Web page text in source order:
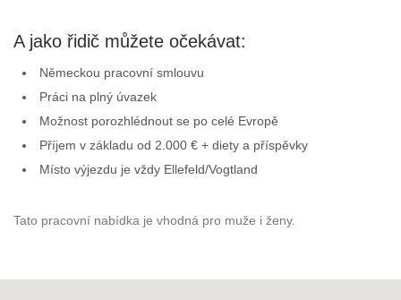
A jako řidič můžete očekávat:
Německou pracovní smlouvu
Práci na plný úvazek
Možnost porozhlédnout se po celé Evropě
Příjem v základu od 2.000 € + diety a příspěvky
Místo výjezdu je vždy Ellefeld/Vogtland
Tato pracovní nabídka je vhodná pro muže i ženy.